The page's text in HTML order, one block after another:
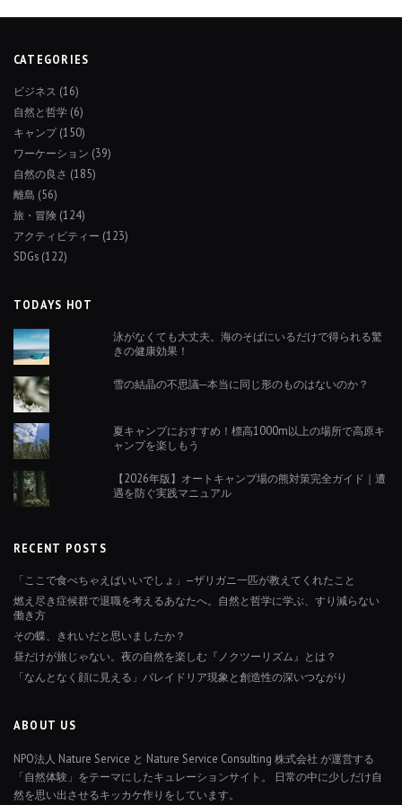
CATEGORIES
ビジネス (16)
自然と哲学 (6)
キャンプ(150)
ワーケーション (39)
自然の良さ (185)
離島 (56)
旅・冒険 (124)
アクティビティー (123)
SDGs (122)
TODAYS HOT
泳がなくても大丈夫。海のそばにいるだけで得られる驚
きの健康効果！
雪の結晶の不思議─本当に同じ形のものはないのか？
夏キャンプにおすすめ！標高1000m以上の場所で高原キ
ャンプを楽しもう
【2026年版】オートキャンプ場の熊対策完全ガイド｜遭
遇を防ぐ実践マニュアル
RECENT POSTS
「ここで食べちゃえばいいでしょ」—ザリガニ一匹が教えてくれたこと
燃え尽き症候群で退職を考えるあなたへ。自然と哲学に学ぶ、すり減らない
働き方
その蝶、きれいだと思いましたか？
昼だけが旅じゃない。夜の自然を楽しむ『ノクツーリズム』とは？
「なんとなく顔に見える」パレイドリア現象と創造性の深いつながり
ABOUT US
NPO法人 Nature Service と Nature Service Consulting 株式会社 が運営する
「自然体験」をテーマにしたキュレーションサイト。 日常の中に少しだけ自
然を思い出させるキッカケ作りをしています。